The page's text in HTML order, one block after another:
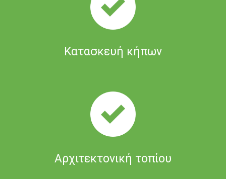
Κατασκευή κήπων
Αρχιτεκτονική τοπίου